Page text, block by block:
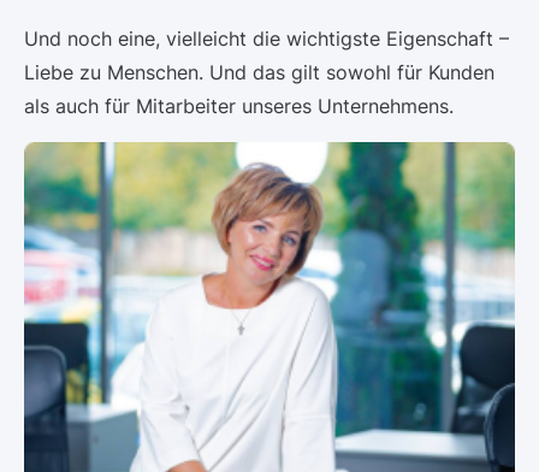
Und noch eine, vielleicht die wichtigste Eigenschaft –
Liebe zu Menschen. Und das gilt sowohl für Kunden
als auch für Mitarbeiter unseres Unternehmens.